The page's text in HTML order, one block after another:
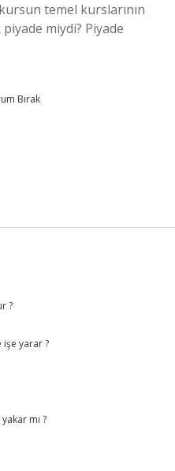
temel kurslarının
miydi? Piyade
Bırak
?
işe yarar ?
mı ?